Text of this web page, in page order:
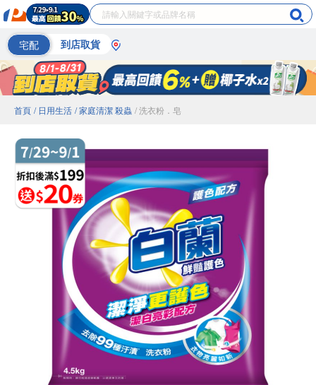
宅配 到店取貨
首頁 / 日用生活 / 家庭清潔 殺蟲 / 洗衣粉．皂